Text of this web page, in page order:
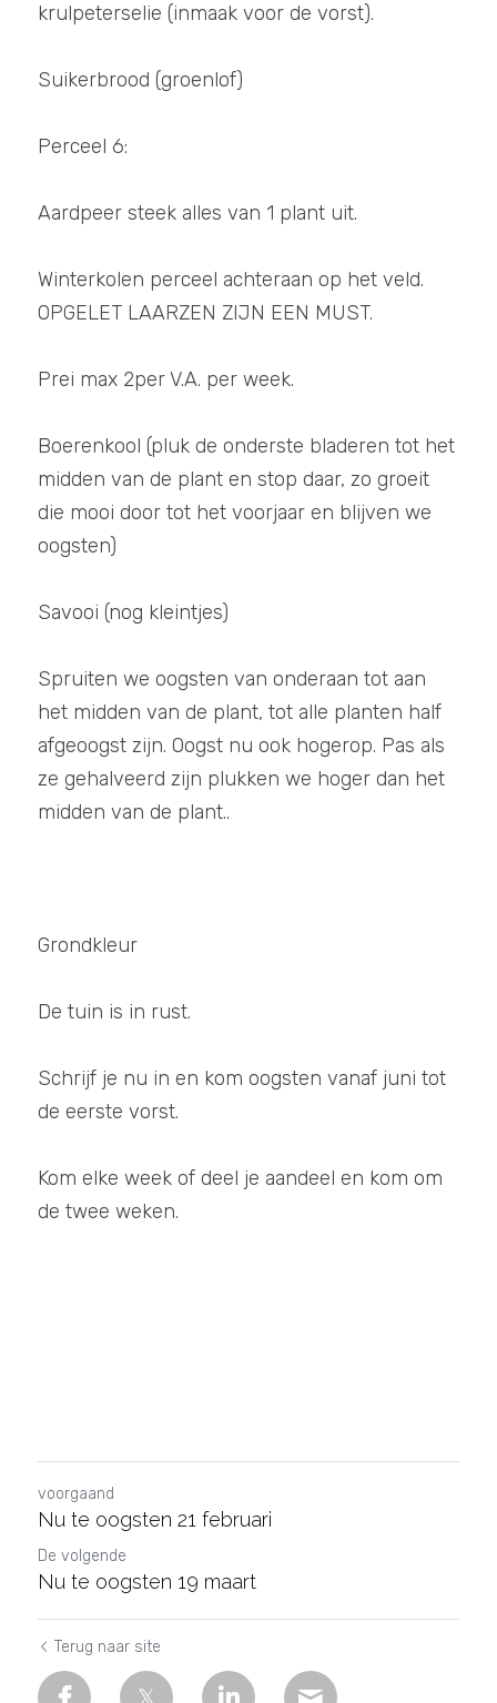
krulpeterselie (inmaak voor de vorst).
Suikerbrood (groenlof)
Perceel 6:
Aardpeer steek alles van 1 plant uit.
Winterkolen perceel achteraan op het veld.
OPGELET LAARZEN ZIJN EEN MUST.
Prei max 2per V.A. per week.
Boerenkool (pluk de onderste bladeren tot het
midden van de plant en stop daar, zo groeit
die mooi door tot het voorjaar en blijven we
oogsten)
Savooi (nog kleintjes)
Spruiten we oogsten van onderaan tot aan
het midden van de plant, tot alle planten half
afgeoogst zijn. Oogst nu ook hogerop. Pas als
ze gehalveerd zijn plukken we hoger dan het
midden van de plant..
Grondkleur
De tuin is in rust.
Schrijf je nu in en kom oogsten vanaf juni tot
de eerste vorst.
Kom elke week of deel je aandeel en kom om
de twee weken.
voorgaand
Nu te oogsten 21 februari
De volgende
Nu te oogsten 19 maart
Terug naar site